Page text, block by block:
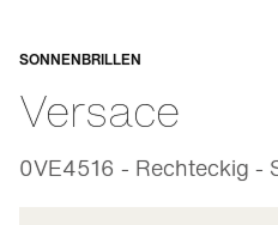
SONNENBRILLEN
Versace
0VE4516 - Rechteckig -
Anpassbar